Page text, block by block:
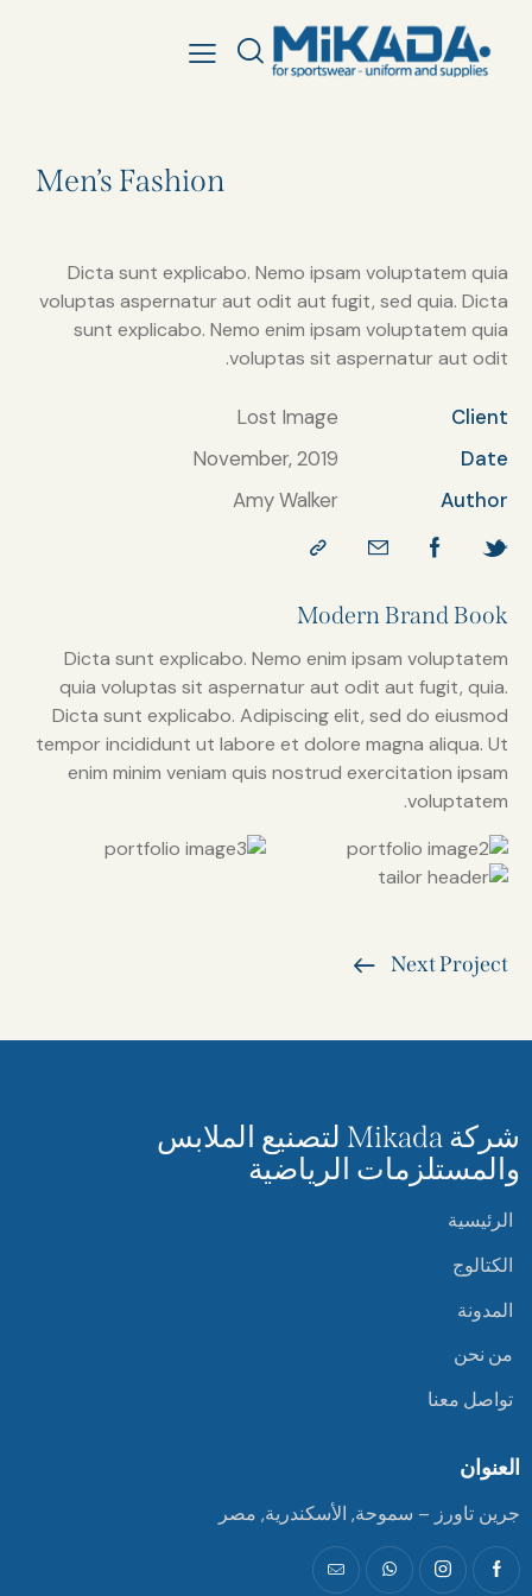
Men’s Fashion
Modern Brand Book
Dicta sunt explicabo. Nemo enim ipsam voluptatem
quia voluptas sit aspernatur aut odit aut fugit, quia.
Dicta sunt explicabo. Adipiscing elit, sed do eiusmod
tempor incididunt ut labore et dolore magna aliqua. Ut
enim minim veniam quis nostrud exercitation ipsam
voluptatem.
Dicta sunt explicabo. Nemo ipsam voluptatem quia
voluptas aspernatur aut odit aut fugit, sed quia. Dicta
sunt explicabo. Nemo enim ipsam voluptatem quia
voluptas sit aspernatur aut odit.
Client
Lost Image
Date
November, 2019
Author
Amy Walker
Next Project
شركة Mikada لتصنيع الملابس
والمستلزمات الرياضية
الرئيسية
الكتالوج
المدونة
من نحن
تواصل معنا
العنوان
جرين تاورز – سموحة, الأسكندرية, مصر